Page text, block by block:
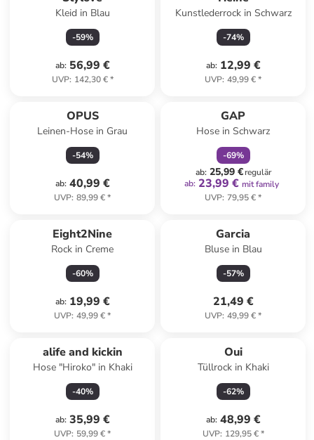
Kleid in Blau
-59%
ab: 56,99 €
UVP: 142,30 €*
Kunstlederrock in Schwarz
-74%
ab: 12,99 €
UVP: 49,99 €*
OPUS
Leinen-Hose in Grau
-54%
ab: 40,99 €
UVP: 89,99 €*
GAP
Hose in Schwarz
-69%
ab: 25,99 €regulär
ab: 23,99 € mit family
UVP: 79,95 €*
Eight2Nine
Rock in Creme
-60%
ab: 19,99 €
UVP: 49,99 €*
Garcia
Bluse in Blau
-57%
21,49 €
UVP: 49,99 €*
alife and kickin
Hose "Hiroko" in Khaki
-40%
ab: 35,99 €
UVP: 59,99 €*
Oui
Tüllrock in Khaki
-62%
ab: 48,99 €
UVP: 129,95 €*